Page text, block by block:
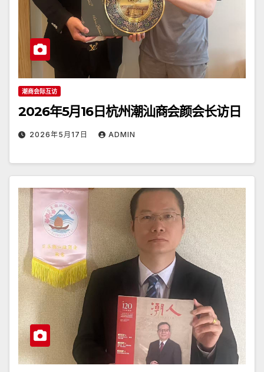
潮商会际互访
2026年5月16日杭州潮汕商会颜会长访日
2026年5月17日 ADMIN